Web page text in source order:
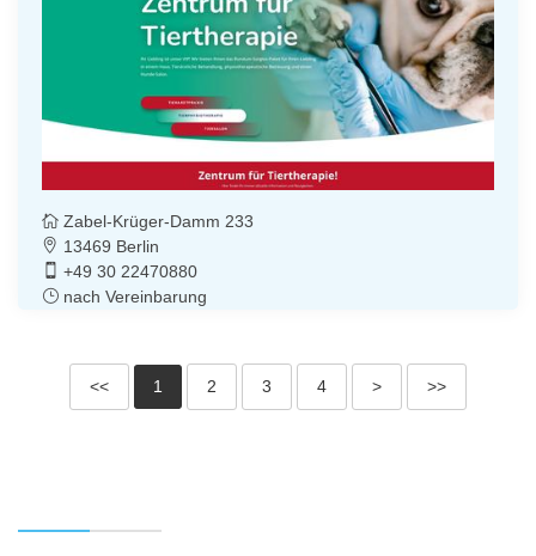
Zabel-Krüger-Damm 233
13469 Berlin
+49 30 22470880
nach Vereinbarung
<< 1 2 3 4 > >>